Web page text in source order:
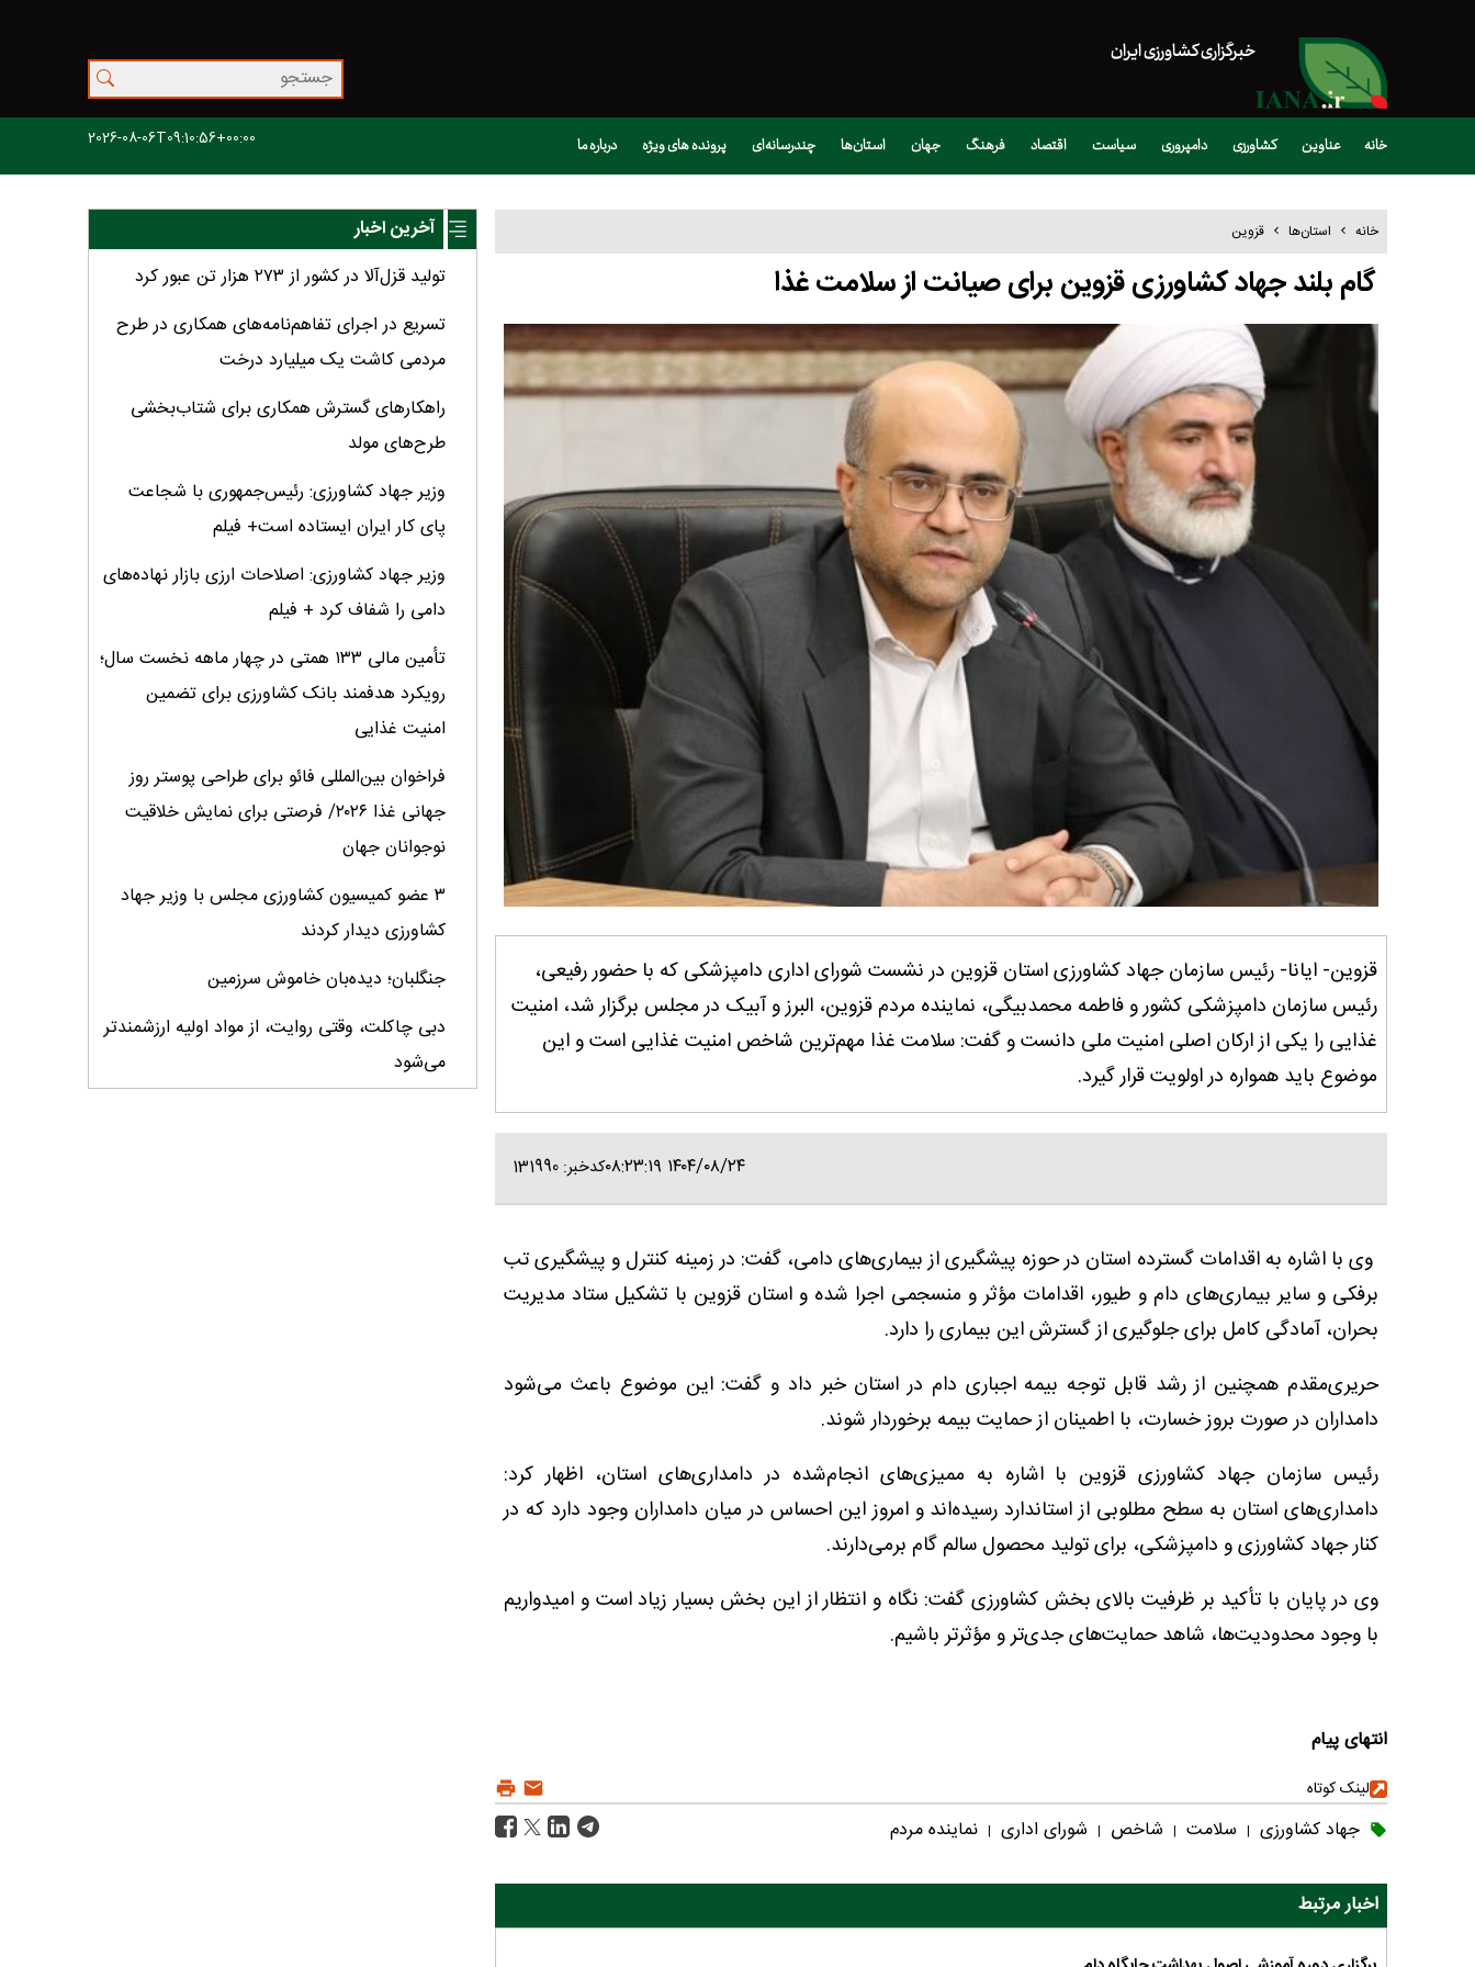
خبرگزاری کشاورزی ایران
خانه عناوین کشاورزی دامپروری سیاست اقتصاد فرهنگ جهان استان‌ها چندرسانه‌ای پرونده های ویژه درباره ما 2026-08-06T09:10:56+00:00
خانه استان‌ها قزوین
گام بلند جهاد کشاورزی قزوین برای صیانت از سلامت غذا
قزوین- ایانا- رئیس سازمان جهاد کشاورزی استان قزوین در نشست شورای اداری دامپزشکی که با حضور رفیعی،
رئیس سازمان دامپزشکی کشور و فاطمه محمدبیگی، نماینده مردم قزوین، البرز و آبیک در مجلس برگزار شد، امنیت
غذایی را یکی از ارکان اصلی امنیت ملی دانست و گفت: سلامت غذا مهم‌ترین شاخص امنیت غذایی است و این
موضوع باید همواره در اولویت قرار گیرد.
۱۴۰۴/۰۸/۲۴ ۰۸:۲۳:۱۹ کدخبر: 131990
وی با اشاره به اقدامات گسترده استان در حوزه پیشگیری از بیماری‌های دامی، گفت: در زمینه کنترل و پیشگیری تب
برفکی و سایر بیماری‌های دام و طیور، اقدامات مؤثر و منسجمی اجرا شده و استان قزوین با تشکیل ستاد مدیریت
بحران، آمادگی کامل برای جلوگیری از گسترش این بیماری را دارد.
حریری‌مقدم همچنین از رشد قابل توجه بیمه اجباری دام در استان خبر داد و گفت: این موضوع باعث می‌شود
دامداران در صورت بروز خسارت، با اطمینان از حمایت بیمه برخوردار شوند.
رئیس سازمان جهاد کشاورزی قزوین با اشاره به ممیزی‌های انجام‌شده در دامداری‌های استان، اظهار کرد:
دامداری‌های استان به سطح مطلوبی از استاندارد رسیده‌اند و امروز این احساس در میان دامداران وجود دارد که در
کنار جهاد کشاورزی و دامپزشکی، برای تولید محصول سالم گام برمی‌دارند.
وی در پایان با تأکید بر ظرفیت بالای بخش کشاورزی گفت: نگاه و انتظار از این بخش بسیار زیاد است و امیدواریم
با وجود محدودیت‌ها، شاهد حمایت‌های جدی‌تر و مؤثرتر باشیم.
انتهای پیام
لینک کوتاه
جهاد کشاورزی | سلامت | شاخص | شورای اداری | نماینده مردم
اخبار مرتبط
آخرین اخبار
تولید قزل‌آلا در کشور از ۲۷۳ هزار تن عبور کرد
تسریع در اجرای تفاهم‌نامه‌های همکاری در طرح
مردمی کاشت یک میلیارد درخت
راهکارهای گسترش همکاری برای شتاب‌بخشی
طرح‌های مولد
وزیر جهاد کشاورزی: رئیس‌جمهوری با شجاعت
پای کار ایران ایستاده است+ فیلم
وزیر جهاد کشاورزی: اصلاحات ارزی بازار نهاده‌های
دامی را شفاف کرد + فیلم
تأمین مالی ۱۳۳ همتی در چهار ماهه نخست سال؛
رویکرد هدفمند بانک کشاورزی برای تضمین
امنیت غذایی
فراخوان بین‌المللی فائو برای طراحی پوستر روز
جهانی غذا ۲۰۲۶/ فرصتی برای نمایش خلاقیت
نوجوانان جهان
۳ عضو کمیسیون کشاورزی مجلس با وزیر جهاد
کشاورزی دیدار کردند
جنگلبان؛ دیده‌بان خاموش سرزمین
دبی چاکلت، وقتی روایت، از مواد اولیه ارزشمندتر
می‌شود